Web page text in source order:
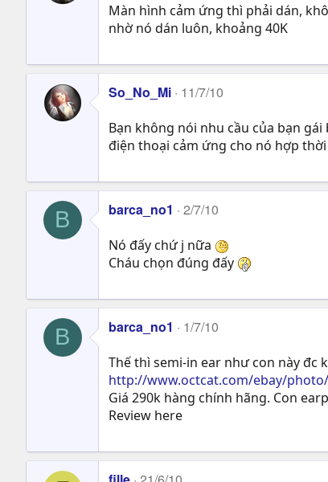
Màn hình cảm ứng thì phải dán,
nhờ nó dán luôn, khoảng 40K
So_No_Mi 11/7/10
Bạn không nói nhu cầu của bạn
điện thoại cảm ứng cho nó hợp
B barca_no1 2/7/10
Nó đấy chứ j nữa
Cháu chọn đúng đấy
B barca_no1 1/7/10
Thế thì semi-in ear như con này đc
http://www.octcat.com/ebay/
Giá 290k hàng chính hãng. Con
Review here